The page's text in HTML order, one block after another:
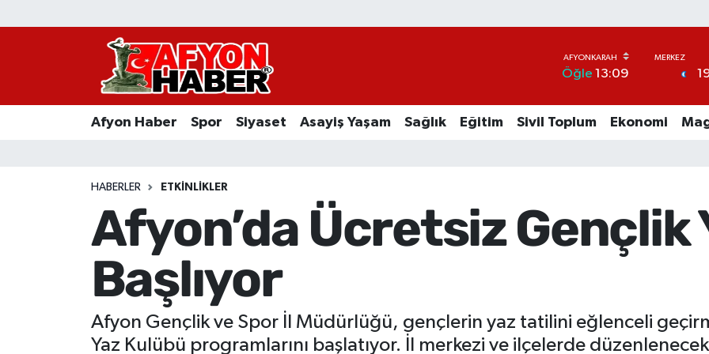
Öğle 13:09
Afyon Haber Spor Siyaset Asayiş Yaşam Sağlık Eğitim Sivil Toplum Ekonomi
HABERLER ETKINLIKLER
Afyon’da Ücretsiz Gençlik
Başlıyor
Afyon Gençlik ve Spor İl Müdürlüğü, gençlerin yaz tatilini eğlenceli
Yaz Kulübü programlarını başlatıyor. İl merkezi ve ilçelerde
Afyon Haber
Asayiş Yaşam
Ekonomi